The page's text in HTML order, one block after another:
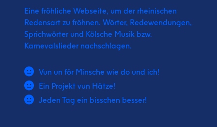
Eine fröhliche Webseite, um der rheinischen
Redensart zu fröhnen. Wörter, Redewendungen,
Sprichwörter und Kölsche Musik bzw.
Karnevalslieder nachschlagen.
Vun un för Minsche wie do und ich!
Ein Projekt vun Hätze!
Jeden Tag ein bisschen besser!